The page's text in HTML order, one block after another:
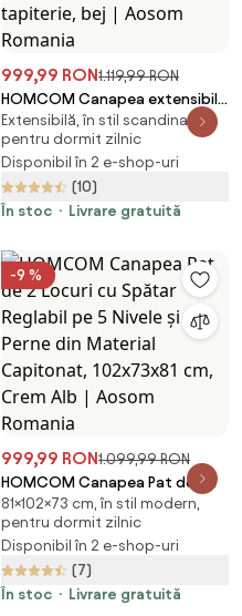
999,99 RON1.119,99 RON
HOMCOM Canapea extensibila
extensibila cu 3 locuri in stil
scandinav, cu 2 cotiere
detasabile si tapiterie, bej |
Aosom Romania
Extensibilă, în stil scandinav,
pentru dormit zilnic
Disponibil în 2 e-shop-uri
(10)
În stoc
Livrare gratuită
-9 %
999,99 RON1.099,99 RON
HOMCOM Canapea Pat de 2
Locuri cu Spătar Reglabil pe 5
Nivele și 2 Perne din Material
Capitonat, 102x73x81 cm, Crem
Alb | Aosom Romania
81×102×73 cm, în stil modern,
pentru dormit zilnic
Disponibil în 2 e-shop-uri
(7)
În stoc
Livrare gratuită